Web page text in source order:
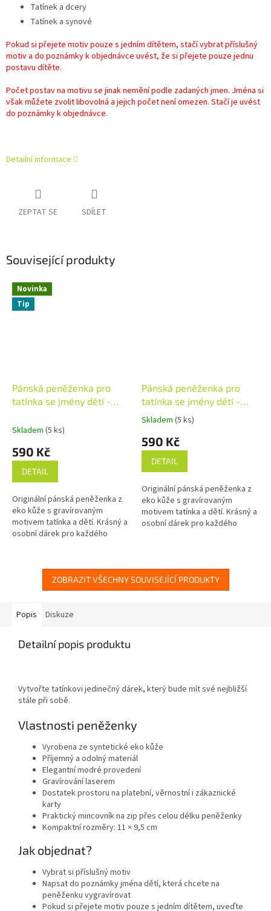
Tatínek a dcery
Tatínek a synové
Pokud si přejete motiv pouze s jedním dítětem, stačí vybrat příslušný
motiv a do poznámky k objednávce uvést, že si přejete pouze jednu
postavu dítěte.
Počet postav na motivu se jinak nemění podle zadaných jmen. Jména si
však můžete zvolit libovolná a jejich počet není omezen. Stačí je uvést
do poznámky k objednávce.
Detailní informace
ZEPTAT SE SDÍLET
Související produkty
Novinka
Tip
Pánská peněženka pro
tatínka se jmény dětí -
Skladem (5 ks)
590 Kč
DETAIL
Originální pánská peněženka z
eko kůže s gravírovaným
motivem tatínka a dětí. Krásný a
osobní dárek pro každého
pro radost....
Pánská peněženka pro
tatínka se jmény dětí -
hnědá
Průměrné
produktu
5
hvězdiček.
Skladem (5 ks)
590 Kč
DETAIL
Originální pánská peněženka z
eko kůže s gravírovaným
motivem tatínka a dětí. Krásný a
osobní dárek pro každého
ZOBRAZIT VŠECHNY SOUVISEJÍCÍ PRODUKTY
Popis Diskuze
Detailní popis produktu
Vytvořte tatínkovi jedinečný dárek, který bude mít své nejbližší
stále při sobě.
Vlastnosti peněženky
Vyrobena ze syntetické eko kůže
Příjemný a odolný materiál
Elegantní modré provedení
Gravírování laserem
Dostatek prostoru na platební, věrnostní i zákaznické
karty
Praktický mincovník na zip přes celou délku peněženky
Kompaktní rozměry: 11 × 9,5 cm
Jak objednat?
Vybrat si příslušný motiv
Napsat do poznámky jména dětí, která chcete na
peněženku vygravírovat
Pokud si přejete motiv pouze s jedním dítětem, uveďte